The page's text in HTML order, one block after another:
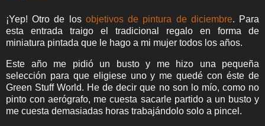
¡Yep! Otro de los objetivos de pintura de diciembre. Para
esta entrada traigo el tradicional regalo en forma de
miniatura pintada que le hago a mi mujer todos los años.
Este año me pidió un busto y me hizo una pequeña
selección para que eligiese uno y me quedé con éste de
Green Stuff World. He de decir que no son lo mío, como no
pinto con aerógrafo, me cuesta sacarle partido a un busto y
me cuesta demasiadas horas trabajándolo solo a pincel.